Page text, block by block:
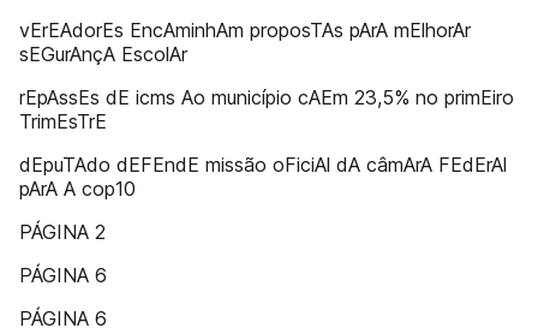
vErEAdorEs EncAminhAm proposTAs pArA mElhorAr
sEGurAnçA EscolAr
rEpAssEs dE icms Ao município cAEm 23,5% no primEiro
TrimEsTrE
dEpuTAdo dEFEndE missão oFiciAl dA câmArA FEdErAl
pArA A cop10
PÁGINA 2
PÁGINA 6
PÁGINA 6